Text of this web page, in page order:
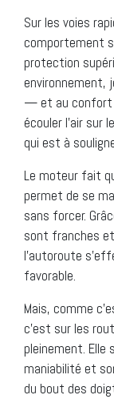
Sur les voies
comportement
protection
environnement,
— et au confort
écouler l’air sur
qui est à
Le moteur fait
permet de se
sans forcer.
sont franches
l’autoroute
favorable.
Mais, comme
c’est sur les
pleinement. Elle
maniabilité et
du bout des